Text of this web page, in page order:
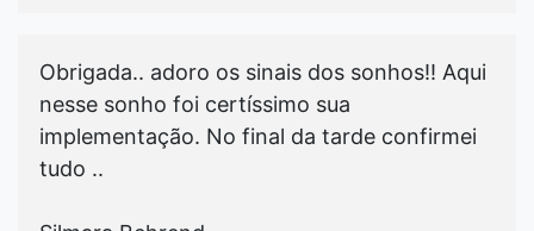
Obrigada.. adoro os sinais dos sonhos!! Aqui
nesse sonho foi certíssimo sua
implementação. No final da tarde confirmei
tudo ..